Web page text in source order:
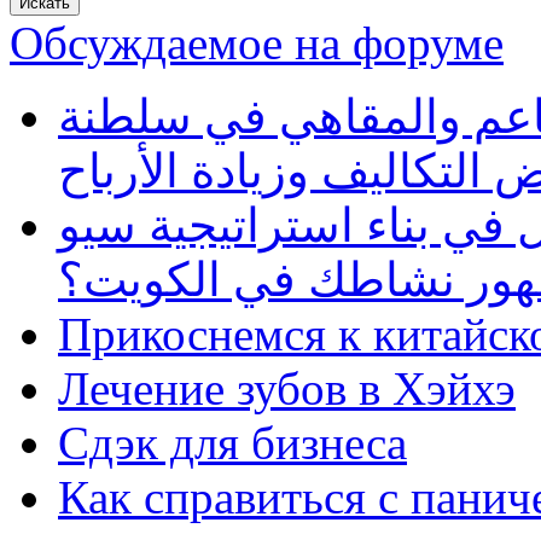
Обсуждаемое на форуме
والمقاهي في سلطنة
وزيادة الأرباح
بناء استراتيجية سيو
نشاطك في الكويت؟
Прикоснемся к
Лечение зубов в Хэйхэ
Сдэк для бизнеса
Как справиться с